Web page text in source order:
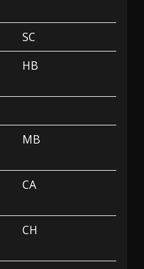
SC
HB
MB
CA
CH